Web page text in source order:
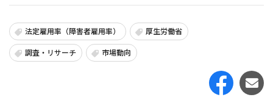
法定雇用率（障害者雇用率） 厚生労働省
調査・リサーチ 市場動向